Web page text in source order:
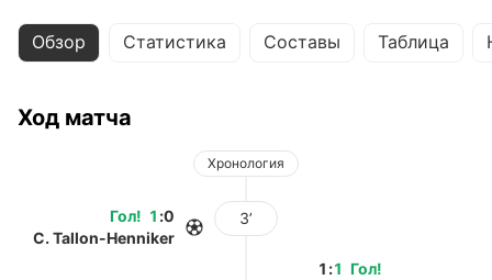
Обзор Статистика Составы Таблица
Ход матча
Хронология
Гол! 1 :0
C. Tallon-Henniker
3’
Гол!
1 :1